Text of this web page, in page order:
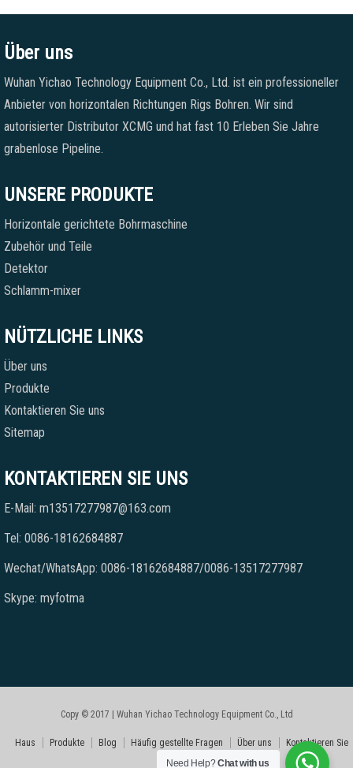
Über uns
Wuhan Yichao Technology Equipment Co., Ltd. ist ein professioneller
Anbieter von horizontalen Richtungen Rigs Bohren. Wir sind
autorisierter Distributor XCMG und hat fast 10 Erleben Sie Jahre
grabenlose Pipeline.
UNSERE PRODUKTE
Horizontale gerichtete Bohrmaschine
Zubehör und Teile
Detektor
Schlamm-mixer
NÜTZLICHE LINKS
Über uns
Produkte
Kontaktieren Sie uns
Sitemap
KONTAKTIEREN SIE UNS
E-Mail: m13517277987@163.com
Tel: 0086-18162684887
Wechat/WhatsApp: 0086-18162684887/0086-13517277987
Skype: myfotma
Copy © 2017 | Wuhan Yichao Technology Equipment Co., Ltd
Haus Produkte Blog Häufig gestellte Fragen Über uns Kontaktieren Sie
Need Help?Chat with us